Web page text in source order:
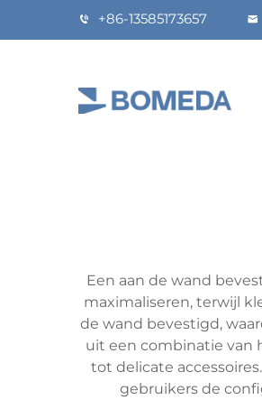
+86-13585173657
Een aan de wand
maximaliseren, terwijl
de wand bevestigd,
uit een combinatie van
tot delicate
gebruikers de